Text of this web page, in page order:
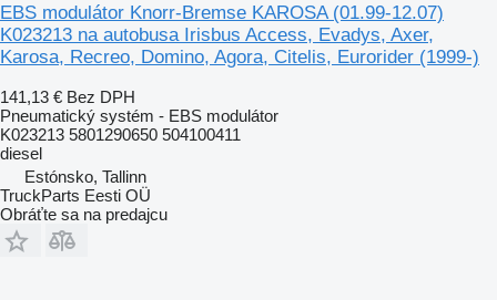
EBS modulátor Knorr-Bremse KAROSA (01.99-12.07)
K023213 na autobusa Irisbus Access, Evadys, Axer,
Karosa, Recreo, Domino, Agora, Citelis, Eurorider (1999-)
141,13 € Bez DPH
Pneumatický systém - EBS modulátor
K023213 5801290650 504100411
diesel
Estónsko, Tallinn
TruckParts Eesti OÜ
Obráťte sa na predajcu